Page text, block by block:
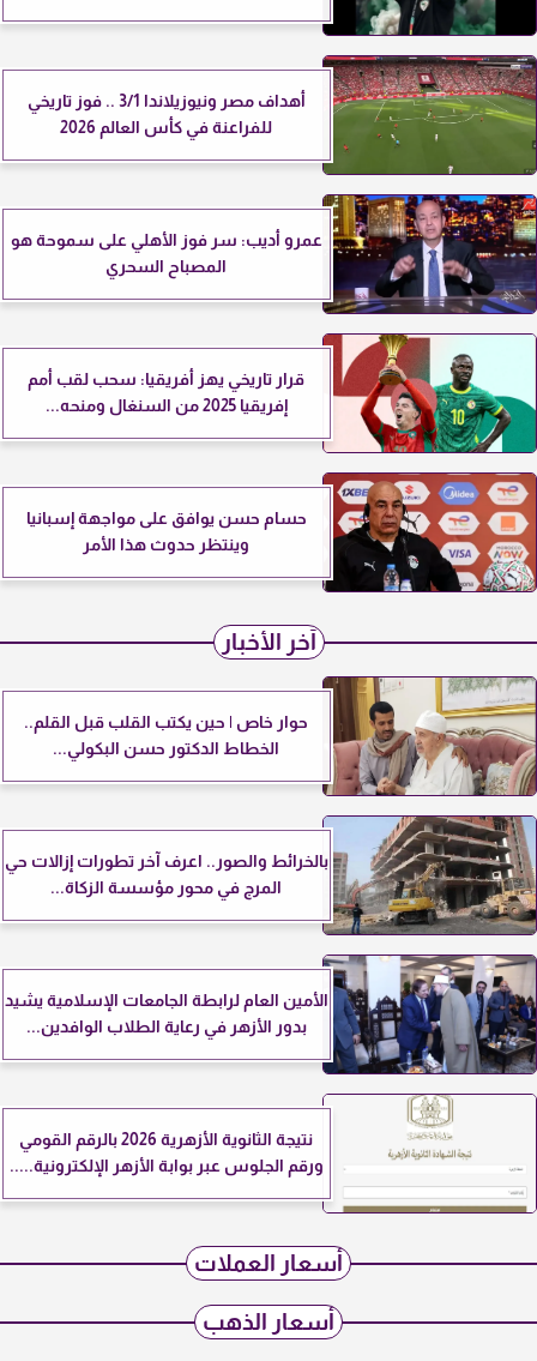
أهداف مصر ونيوزيلاندا 3/1 .. فوز تاريخي
للفراعنة في كأس العالم 2026
عمرو أديب: سر فوز الأهلي على سموحة هو
المصباح السحري
قرار تاريخي يهز أفريقيا: سحب لقب أمم
إفريقيا 2025 من السنغال ومنحه...
حسام حسن يوافق على مواجهة إسبانيا
وينتظر حدوث هذا الأمر
آخر الأخبار
حوار خاص | حين يكتب القلب قبل القلم..
الخطاط الدكتور حسن البكولي...
بالخرائط والصور.. اعرف آخر تطورات إزالات حي
المرج في محور مؤسسة الزكاة...
الأمين العام لرابطة الجامعات الإسلامية يشيد
بدور الأزهر في رعاية الطلاب الوافدين...
نتيجة الثانوية الأزهرية 2026 بالرقم القومي
ورقم الجلوس عبر بوابة الأزهر الإلكترونية.....
أسعار العملات
أسعار الذهب